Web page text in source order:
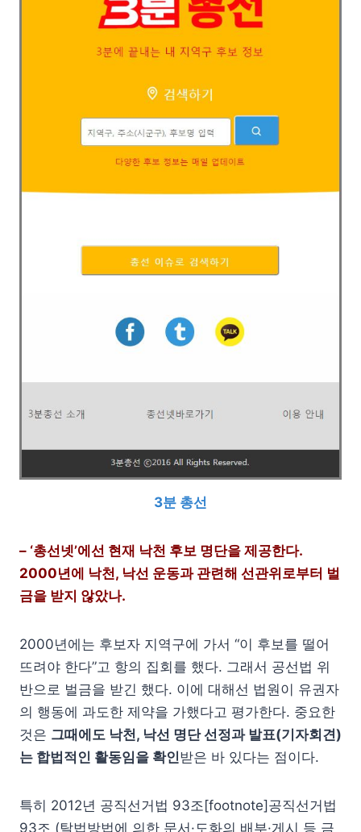
3분 총선
– ‘총선넷’에선 현재 낙천 후보 명단을 제공한다.
2000년에 낙천, 낙선 운동과 관련해 선관위로부터 벌
금을 받지 않았나.
2000년에는 후보자 지역구에 가서 “이 후보를 떨어
뜨려야 한다”고 항의 집회를 했다. 그래서 공선법 위
반으로 벌금을 받긴 했다. 이에 대해선 법원이 유권자
의 행동에 과도한 제약을 가했다고 평가한다. 중요한
것은 그때에도 낙천, 낙선 명단 선정과 발표(기자회견)
는 합법적인 활동임을 확인받은 바 있다는 점이다.
특히 2012년 공직선거법 93조[footnote]공직선거법
93조 (탈법방법에 의한 문서·도화의 배부·게시 등 금